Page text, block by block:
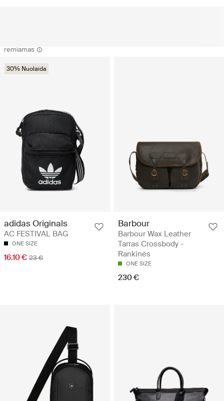
remiamas
30% Nuolaida
adidas Originals
AC FESTIVAL BAG
ONE SIZE
16.10 € 23 €
Barbour
Barbour Wax Leather
Tarras Crossbody -
Rankinės
ONE SIZE
230 €